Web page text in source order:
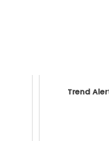
Trend